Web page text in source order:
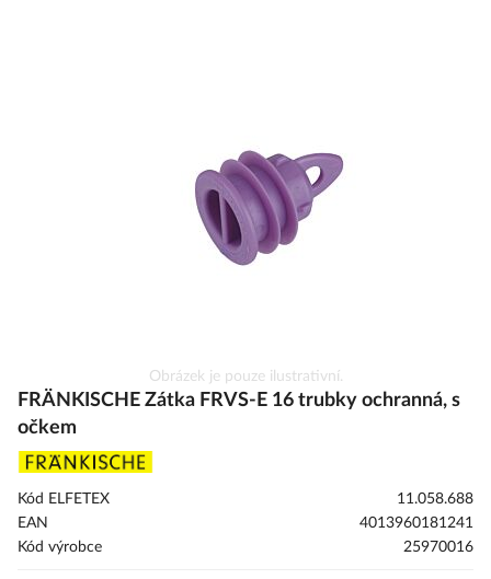
na
začátek
Obrázek je pouze ilustrativní.
FRÄNKISCHE Zátka FRVS-E 16 trubky ochranná, s
očkem
Kód ELFETEX
11.058.688
EAN
4013960181241
Kód výrobce
25970016